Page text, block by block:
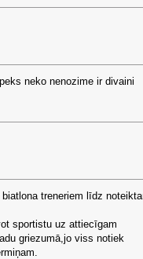
neko nenozime ir divaini
treneriem līdz
sportistu uz attiecīgam
griezumā,jo viss notiek